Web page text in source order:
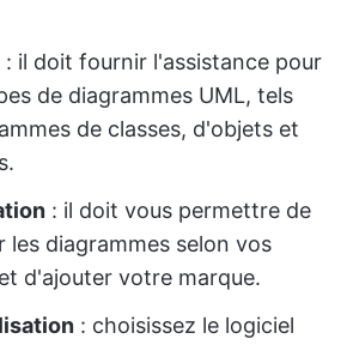
: il doit fournir l'assistance pour
de diagrammes UML, tels
de classes, d'objets et
: il doit vous permettre de
les diagrammes selon vos
d'ajouter votre marque.
: choisissez le logiciel